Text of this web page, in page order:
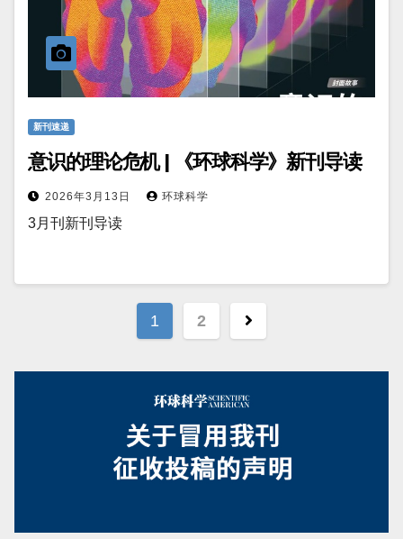
新刊速递
意识的理论危机 | 《环球科学》新刊导读
2026年3月13日 环球科学
3月刊新刊导读
文
分
页
1 2